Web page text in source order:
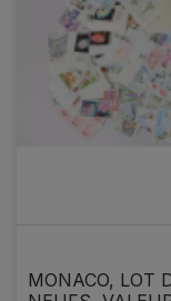
MONACO, LOT